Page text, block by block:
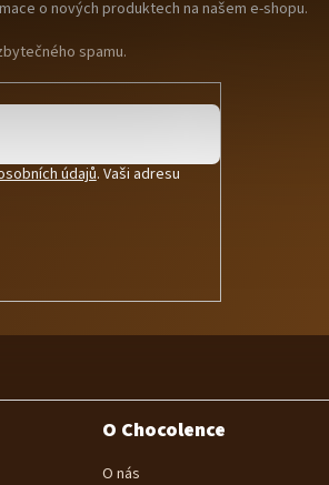
o nových produktech na našem e-shopu.
spamu.
údajů. Vaši adresu
O Chocolence
O nás